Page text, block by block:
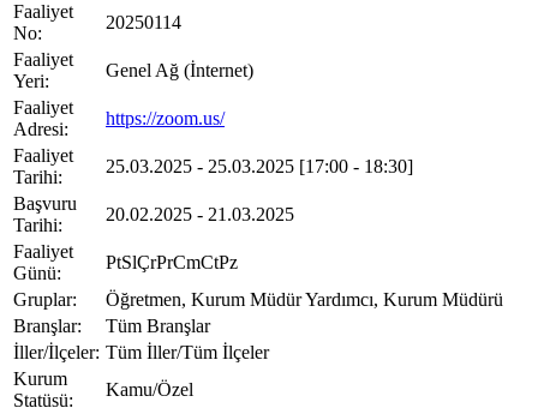
Faaliyet
No:
20250114
Faaliyet
Yeri:
Genel Ağ (İnternet)
Faaliyet
Adresi:
https://zoom.us/
Faaliyet
Tarihi:
25.03.2025 - 25.03.2025 [17:00 - 18:30]
Başvuru
Tarihi:
20.02.2025 - 21.03.2025
Faaliyet
Günü:
PtSlÇrPrCmCtPz
Gruplar:
Öğretmen, Kurum Müdür Yardımcı, Kurum Müdürü
Branşlar:
Tüm Branşlar
İller/İlçeler: Tüm İller/Tüm İlçeler
Kurum
Statüsü:
Kamu/Özel